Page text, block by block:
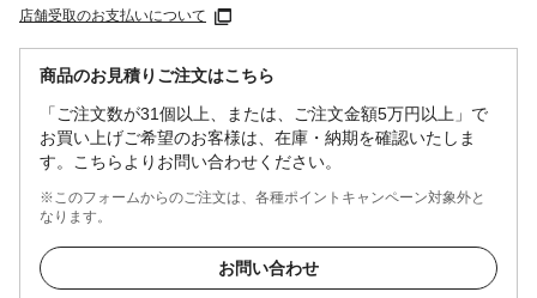
店舗受取のお支払いについて
商品のお見積りご注文はこちら
「ご注文数が31個以上、または、ご注文金額5万円以上」で
お買い上げご希望のお客様は、在庫・納期を確認いたしま
す。こちらよりお問い合わせください。
※このフォームからのご注文は、各種ポイントキャンペーン対象外と
なります。
お問い合わせ